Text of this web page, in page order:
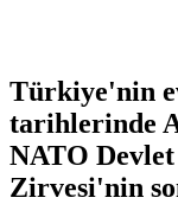
Türkiye'nin
tarihlerinde
⁠NATO
Zirvesi'nin